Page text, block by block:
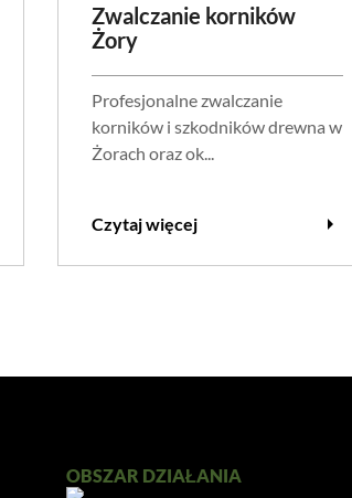
Zwalczanie korników
Żory
Profesjonalne zwalczanie
korników i szkodników drewna w
Żorach oraz ok...
Czytaj więcej arrow_right
OBSZAR DZIAŁANIA